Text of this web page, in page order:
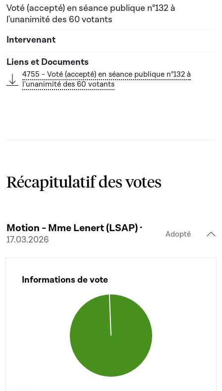
Voté (accepté) en séance publique n°132 à
l'unanimité des 60 votants
4755 - Voté (accepté) en séance publique n°132 à
l'unanimité des 60 votants
Récapitulatif des votes
Motion - Mme Lenert (LSAP) ·
17.03.2026
Adopté
Informations de vote